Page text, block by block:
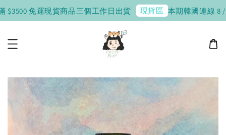
免運現貨商品三個工作日出貨 現貨區 本期韓國連線 8 /